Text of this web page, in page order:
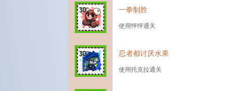
一拳制胜
使用怦怦通关
忍者都讨厌水果
使用托克拉通关